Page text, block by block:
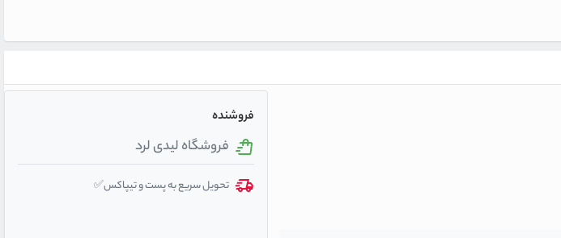
فروشنده
فروشگاه لیدی لرد
تحویل سریع به پست و تیپاکس✅